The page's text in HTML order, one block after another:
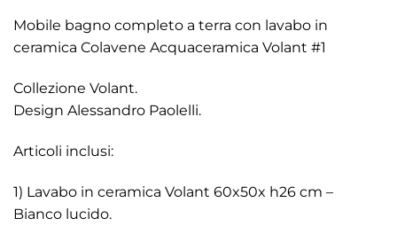
Mobile bagno completo a terra con lavabo in
ceramica Colavene Acquaceramica Volant #1
Collezione Volant.
Design Alessandro Paolelli.
Articoli inclusi:
1) Lavabo in ceramica Volant 60x50x h26 cm –
Bianco lucido.